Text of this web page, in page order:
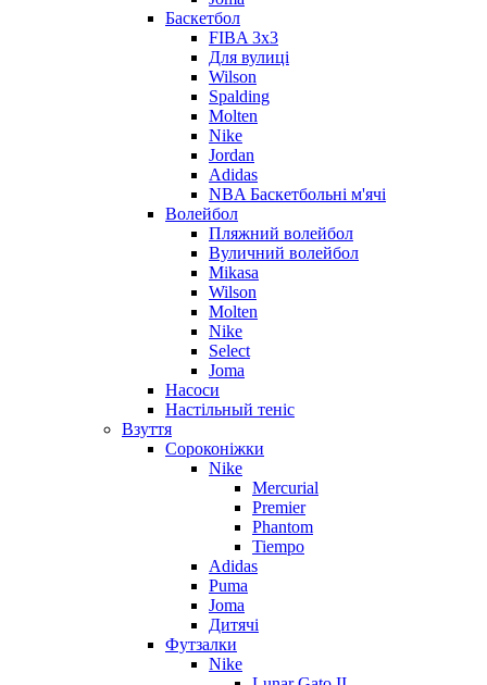
Баскетбол
FIBA 3x3
Для вулиці
Wilson
Spalding
Molten
Nike
Jordan
Adidas
NBA Баскетбольні м'ячі
Волейбол
Пляжний волейбол
Вуличний волейбол
Mikasa
Wilson
Molten
Nike
Select
Joma
Насоси
Настільный теніс
Взуття
Сороконіжки
Nike
Mercurial
Premier
Phantom
Tiempo
Adidas
Puma
Joma
Дитячі
Футзалки
Nike